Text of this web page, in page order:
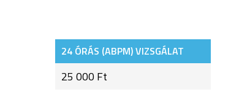
24 ÓRÁS (ABPM) VIZSGÁLAT
25 000 Ft